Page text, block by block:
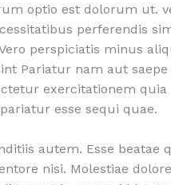
optio est dolorum ut.
perferendis
perspiciatis minus
Pariatur nam aut
exercitationem
esse sequi quae.
autem. Esse beatae
nisi. Molestiae